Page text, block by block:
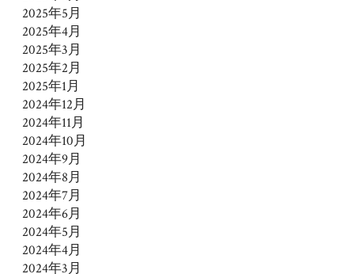
2025年5月
2025年4月
2025年3月
2025年2月
2025年1月
2024年12月
2024年11月
2024年10月
2024年9月
2024年8月
2024年7月
2024年6月
2024年5月
2024年4月
2024年3月